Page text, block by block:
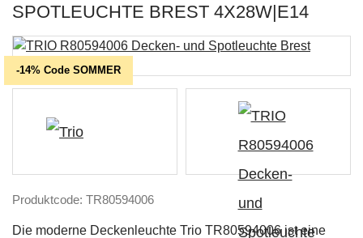
SPOTLEUCHTE BREST 4X28W|E14
-14% Code SOMMER
Produktcode: TR80594006
Die moderne Deckenleuchte Trio TR80594006 ist eine